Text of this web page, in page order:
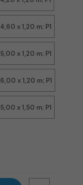
x 1,20 m; P1
x 1,20 m; P1
x 1,20 m; P1
x 1,50 m; P1